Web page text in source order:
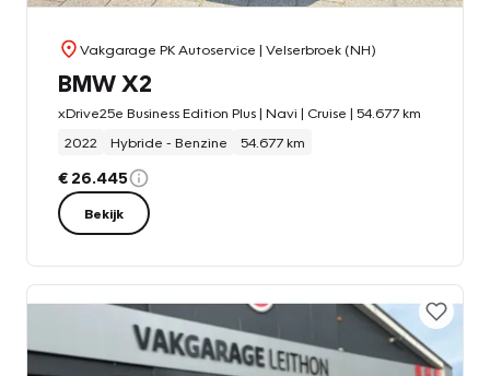
Vakgarage PK Autoservice | Velserbroek (NH)
BMW X2
xDrive25e Business Edition Plus | Navi | Cruise | 54.677 km
2022
Hybride - Benzine 54.677 km
€ 26.445
Bekijk